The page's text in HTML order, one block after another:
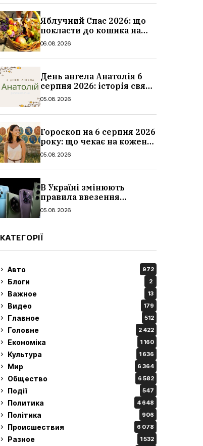
Яблучний Спас 2026: що
покласти до кошика на
освячення, які фрукти,
06.08.2026
День ангела Анатолія 6
серпня 2026: історія свята,
значення імені,
прозі
05.08.2026
Гороскоп на 6 серпня 2026
року: що чекає на кожен
знак зодіаку
05.08.2026
В Україні змінюють
правила ввезення
смартфонів: що буде з
05.08.2026
КАТЕГОРІЇ
Авто 972
Блоги 2
Важное 13
Видео 179
Главное 512
Головне 2 422
Економіка 1 160
Культура 1 636
Мир 6 364
Общество 6 582
Події 547
Политика 4 648
Політика 906
Происшествия 6 078
Разное 1 532